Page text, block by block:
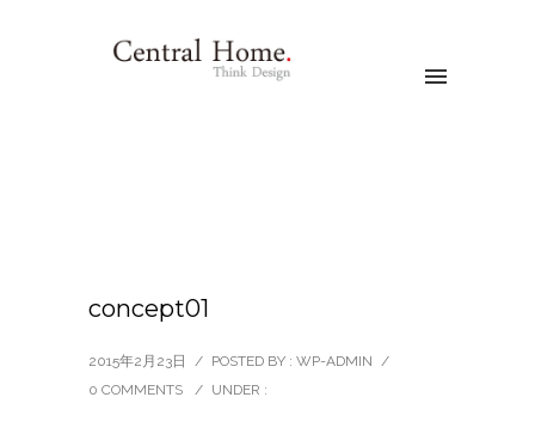
concept01
2015年2月23日 / POSTED BY : WP-ADMIN /
0 COMMENTS
/ UNDER :